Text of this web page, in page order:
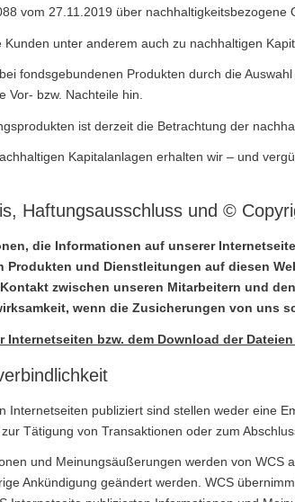
vom 27.11.2019 über
unter anderem auch zu nachhaltigen
fondsgebundenen Produkten durch die
Vor- bzw. Nachteile hin.
ist derzeit die Betrachtung der
Kapitalanlagen erhalten wir – und
Haftungsausschluss und ©
die Informationen auf unserer
Produkten und Dienstleitungen auf diesen
zwischen unseren Mitarbeitern und
wenn die Zusicherungen von uns
Internetseiten bzw. dem Download der Dateien
Internetseiten publiziert sind stellen weder eine
Tätigung von Transaktionen oder zum
und Meinungsäußerungen werden von
Ankündigung geändert werden. WCS